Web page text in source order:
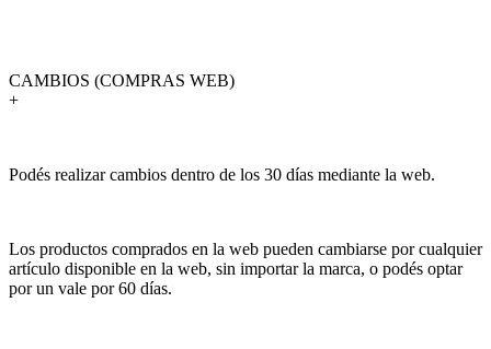
CAMBIOS (COMPRAS WEB)
+
Podés realizar cambios dentro de los 30 días mediante la web.
Los productos comprados en la web pueden cambiarse por cualquier
artículo disponible en la web, sin importar la marca, o podés optar
por un vale por 60 días.